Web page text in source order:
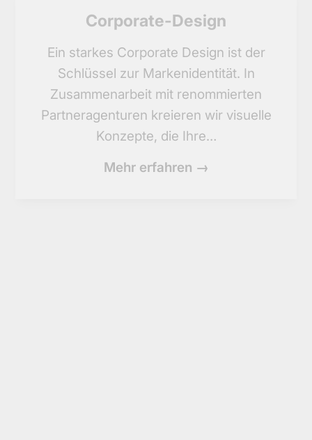
Corporate-Design
Ein starkes Corporate Design ist der
Schlüssel zur Markenidentität. In
Zusammenarbeit mit renommierten
Partneragenturen kreieren wir visuelle
Konzepte, die Ihre…
Mehr erfahren →